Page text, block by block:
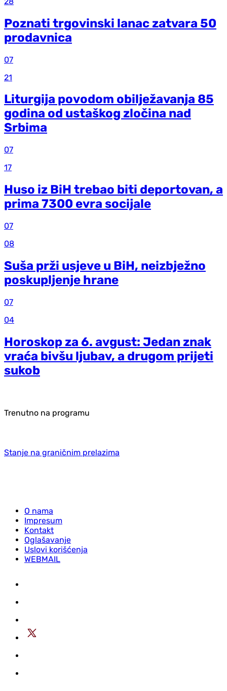
Poznati trgovinski lanac zatvara 50
prodavnica
07
21
Liturgija povodom obilježavanja 85
godina od ustaškog zločina nad
Srbima
07
17
Huso iz BiH trebao biti deportovan, a
prima 7300 evra socijale
07
08
Suša prži usjeve u BiH, neizbježno
poskupljenje hrane
07
04
Horoskop za 6. avgust: Jedan znak
vraća bivšu ljubav, a drugom prijeti
sukob
Trenutno na programu
Stanje na graničnim prelazima
O nama
Impresum
Kontakt
Oglašavanje
Uslovi korišćenja
WEBMAIL